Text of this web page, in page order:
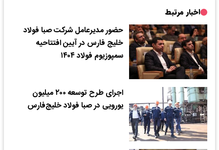
اخبار مرتبط
حضور مدیرعامل شرکت صبا فولاد
خلیج فارس در آیین افتتاحیه
سمپوزیوم فولاد ۱۴۰۴
اجرای طرح توسعه‌ ۲۰۰ میلیون
یورویی‌ در صبا فولاد خلیج‌فارس